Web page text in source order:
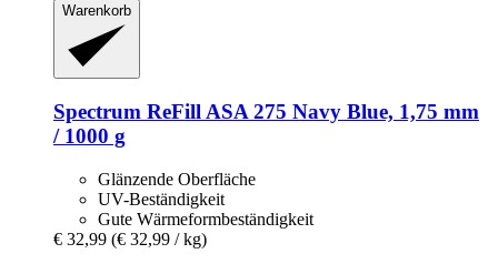
Warenkorb
Spectrum ReFill ASA 275 Navy Blue, 1,75 mm
/ 1000 g
Glänzende Oberfläche
UV-Beständigkeit
Gute Wärmeformbeständigkeit
€ 32,99 (€ 32,99 / kg)